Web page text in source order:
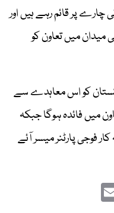
چارے پر قائم رہے ہیں اور
میں تعاون کو
کو اس معاہدے سے
میں فائدہ ہوگا جبکہ
فوجی پارٹنر میسر آئے